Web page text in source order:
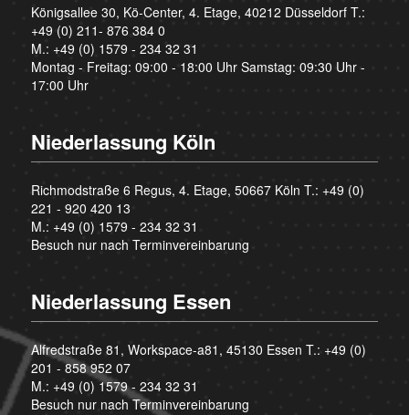
Königsallee 30, Kö-Center, 4. Etage, 40212 Düsseldorf T.:
+49 (0) 211- 876 384 0
M.: +49 (0) 1579 - 234 32 31
Montag - Freitag: 09:00 - 18:00 Uhr Samstag: 09:30 Uhr -
17:00 Uhr
Niederlassung Köln
Richmodstraße 6 Regus, 4. Etage, 50667 Köln T.: +49 (0)
221 - 920 420 13
M.: +49 (0) 1579 - 234 32 31
Besuch nur nach Terminvereinbarung
Niederlassung Essen
Alfredstraße 81, Workspace-a81, 45130 Essen T.: +49 (0)
201 - 858 952 07
M.: +49 (0) 1579 - 234 32 31
Besuch nur nach Terminvereinbarung